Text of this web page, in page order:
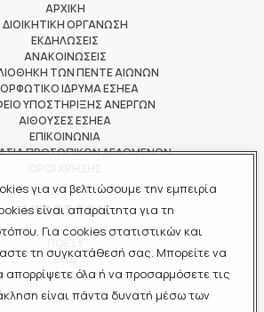
για να βελτιώσουμε την εμπειρία
είναι απαραίτητα για τη
Για cookies στατιστικών και
τη συγκατάθεσή σας. Μπορείτε να
απορρίψετε όλα ή να προσαρμόσετε τις
είναι πάντα δυνατή μέσω των
ΑΡΧΙΚΗ
ΔΙΟΙΚΗΤΙΚΗ ΟΡΓΑΝΩΣΗ
ΕΚΔΗΛΩΣΕΙΣ
ΑΝΑΚΟΙΝΩΣΕΙΣ
ΤΩΝ ΠΕΝΤΕ ΑΙΩΝΩΝ
ΙΔΡΥΜΑ ΕΣΗΕΑ
ΥΠΟΣΤΗΡΙΞΗΣ ΑΝΕΡΓΩΝ
ΑΙΘΟΥΣΕΣ ΕΣΗΕΑ
ΕΠΙΚΟΙΝΩΝΙΑ
ΠΡΟΣΩΠΙΚΩΝ ΔΕΔΟΜΕΝΩΝ
ΜΕΛΟΣ ΤΩΝ
ΔΟΔ
ΕΟΔ